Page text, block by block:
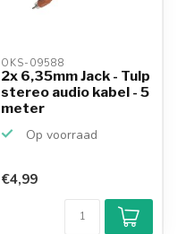
OKS-09588
2x 6,35mm Jack - Tulp
stereo audio kabel - 5
meter
Op voorraad
€4,99